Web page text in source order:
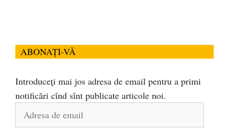
ABONAȚI-VĂ
Introduceți mai jos adresa de email pentru a primi
notificări cînd sînt publicate articole noi.
Adresa